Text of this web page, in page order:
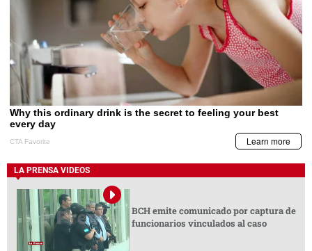
LA PRENSA VIDEOS
BCH emite comunicado por captura de
funcionarios vinculados al caso